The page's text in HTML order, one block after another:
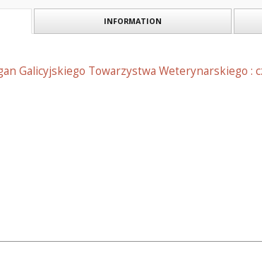
INFORMATION
Galicyjskiego Towarzystwa Weterynarskiego :